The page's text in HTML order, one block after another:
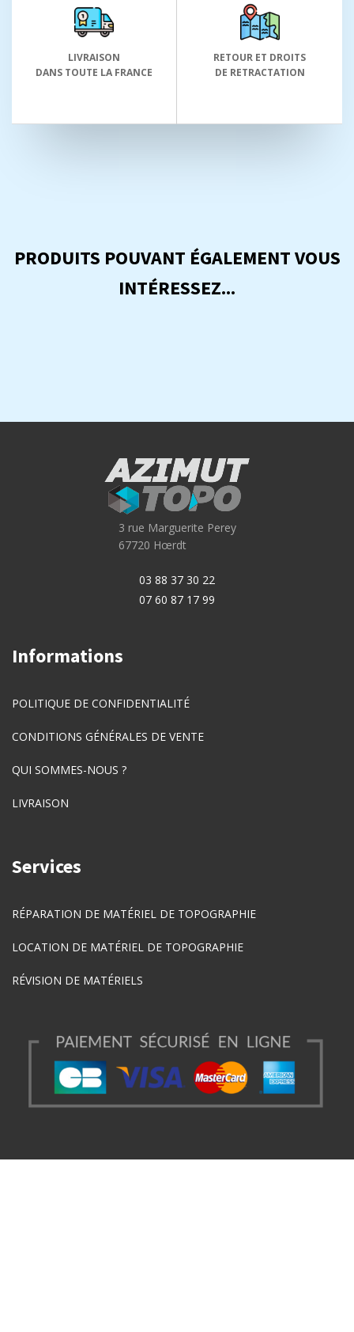
LIVRAISON
DANS TOUTE LA FRANCE
RETOUR ET DROITS
DE RETRACTATION
PRODUITS POUVANT ÉGALEMENT VOUS
INTÉRESSEZ...
3 rue Marguerite Perey
67720 Hœrdt
03 88 37 30 22
07 60 87 17 99
Informations
POLITIQUE DE CONFIDENTIALITÉ
CONDITIONS GÉNÉRALES DE VENTE
QUI SOMMES-NOUS ?
LIVRAISON
Services
RÉPARATION DE MATÉRIEL DE TOPOGRAPHIE
LOCATION DE MATÉRIEL DE TOPOGRAPHIE
RÉVISION DE MATÉRIELS